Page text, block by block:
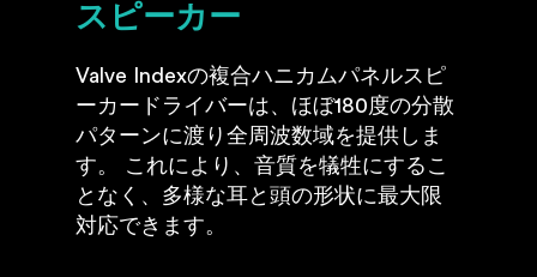
スピーカー
Valve Indexの複合ハニカムパネルスピ
ーカードライバーは、ほぼ180度の分散
パターンに渡り全周波数域を提供しま
す。 これにより、音質を犠牲にするこ
となく、多様な耳と頭の形状に最大限
対応できます。